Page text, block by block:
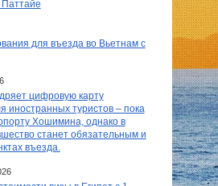
Паттайе
для въезда во Вьетнам с
цифровую карту
иностранных туристов – пока
Хошимина, однако в
станет обязательным и
въезда.